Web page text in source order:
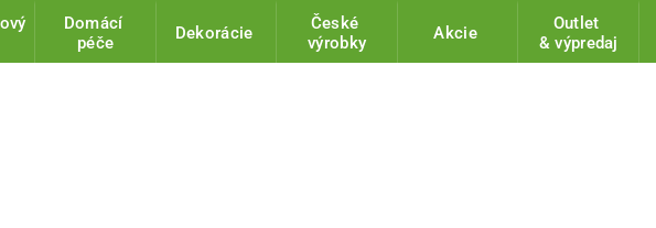
Domácí
péče
Dekorácie
České
výrobky
Akcie
Outlet
& výpredaj